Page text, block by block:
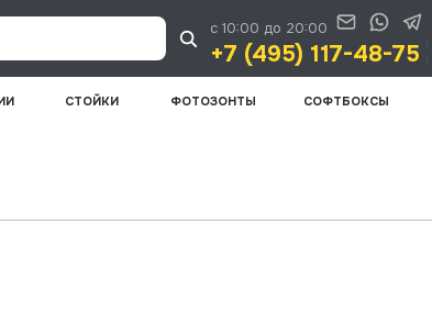
с 10:00 до 20:00
+7 (495) 117-48-75
СТОЙКИ ФОТОЗОНТЫ СОФТБОКСЫ